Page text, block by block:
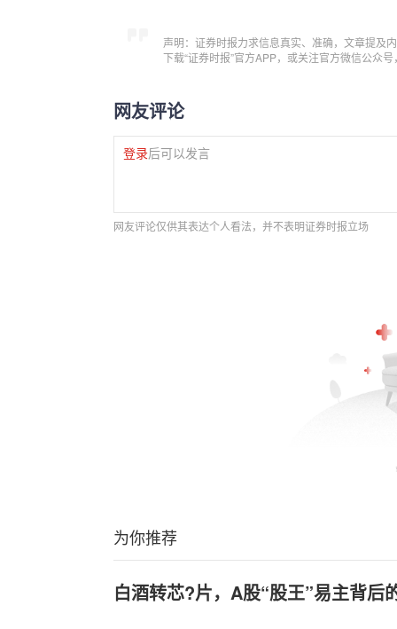
声明：证券时报力求信息真实、准确，文章提及
下载“证券时报”官方APP，或关注官方微信公众
网友评论
登录后可以发言
网友评论仅供其表达个人看法，并不表明证券时报立场
为你推荐
白酒转芯?片，A股“股王”易主背后